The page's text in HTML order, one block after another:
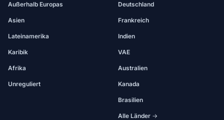
Außerhalb Europas
Asien
Lateinamerika
Karibik
Afrika
Unreguliert
Deutschland
Frankreich
Indien
VAE
Australien
Kanada
Brasilien
Alle Länder →